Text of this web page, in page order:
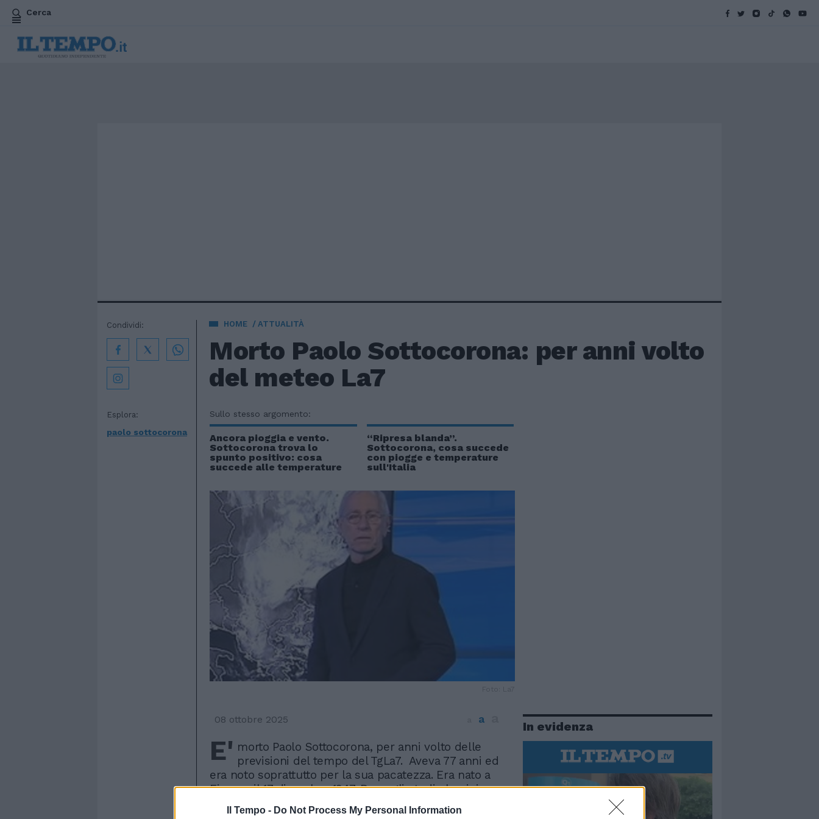
Il Tempo - Do Not Process My Personal Information
Cerca
HOME ATTUALITÀ
Morto Paolo Sottocorona: per anni volto
del meteo La7
Esplora:
paolo sottocorona
Condividi:
Sullo stesso argomento:
Ancora pioggia e vento.
Sottocorona trova lo
spunto positivo: cosa
succede alle temperature
“Ripresa blanda”.
Sottocorona, cosa succede
con piogge e temperature
sull'Italia
08 ottobre 2025 a
E' morto Paolo Sottocorona, per anni volto delle
previsioni del tempo del TgLa7. Aveva 77 anni ed
era noto soprattutto per la sua pacatezza. Era nato a
Firenze il 17 dicembre 1947. Dopo gli studi classici e
quattro anni di Ingegneria, nel 1972 è entrato come
In evidenza